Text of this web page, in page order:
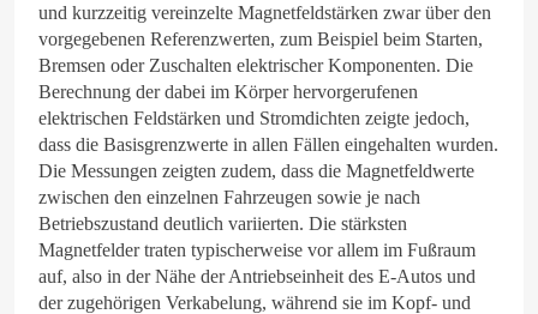
und kurzzeitig vereinzelte Magnetfeldstärken zwar über den
vorgegebenen Referenzwerten, zum Beispiel beim Starten,
Bremsen oder Zuschalten elektrischer Komponenten. Die
Berechnung der dabei im Körper hervorgerufenen
elektrischen Feldstärken und Stromdichten zeigte jedoch,
dass die Basisgrenzwerte in allen Fällen eingehalten wurden.
Die Messungen zeigten zudem, dass die Magnetfeldwerte
zwischen den einzelnen Fahrzeugen sowie je nach
Betriebszustand deutlich variierten. Die stärksten
Magnetfelder traten typischerweise vor allem im Fußraum
auf, also in der Nähe der Antriebseinheit des E-Autos und
der zugehörigen Verkabelung, während sie im Kopf- und